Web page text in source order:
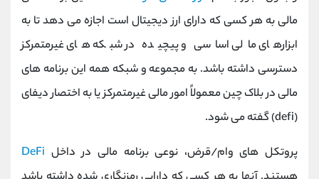
مالی به هر کسی که دارای ارز دیجیتال است اجازه می دهد تا به
ابزارهای مالی اساسی و پیچیده در شبکه های غیرمتمرکز
دسترسی داشته باشد. به مجموعه و شبکه همه این برنامه های
مالی در بلاک چین معمولاً امور مالی غیرمتمرکز یا به اختصار دیفای
(defi) گفته می شود.
پروتکل های وام/قرض، نوعی برنامه مالی در داخل DeFi